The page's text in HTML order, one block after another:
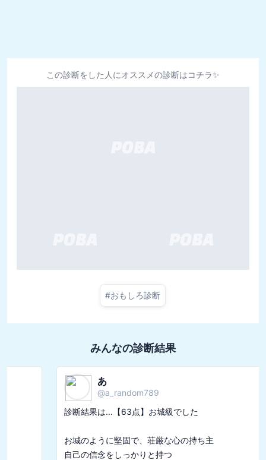
この診断をした人にオススメの診断はコチラ✨
#おもしろ診断
みんなの診断結果
a_random789
診断結果は...【63点】お城級でした
お城のように堅固で、荘厳な心の持ち主
自己の信念をしっかりと持つ